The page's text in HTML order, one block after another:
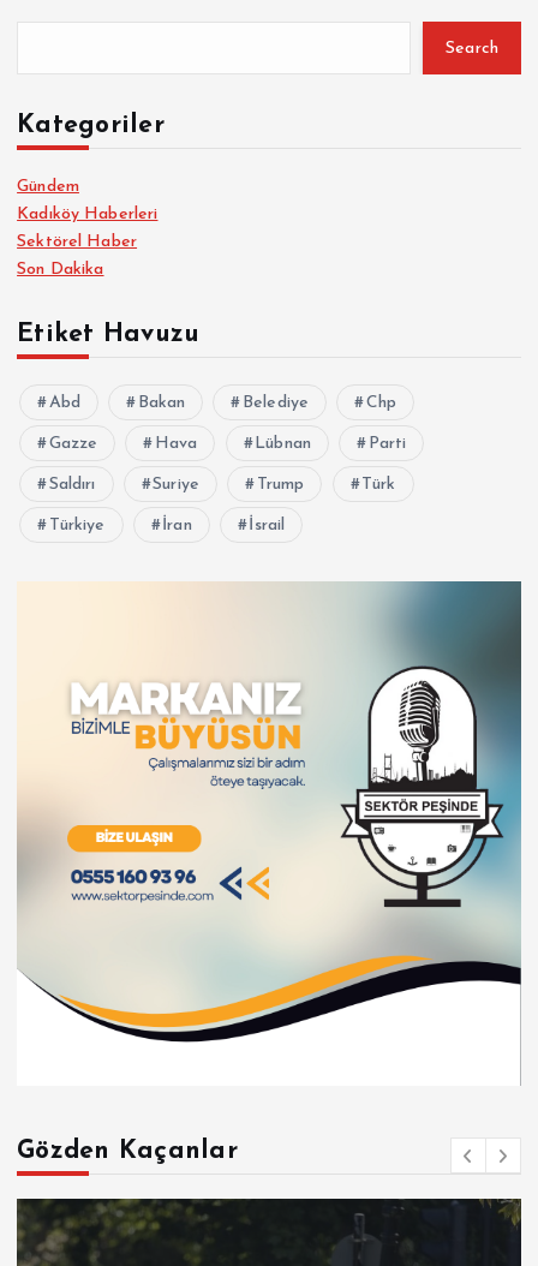
Search
Kategoriler
Gündem
Kadıköy Haberleri
Sektörel Haber
Son Dakika
Etiket Havuzu
Abd Bakan Belediye Chp
Gazze Hava Lübnan Parti
Saldırı Suriye Trump Türk
Türkiye İran İsrail
Gözden Kaçanlar